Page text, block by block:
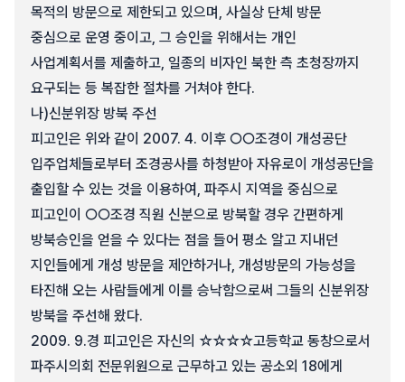
목적의 방문으로 제한되고 있으며, 사실상 단체 방문
중심으로 운영 중이고, 그 승인을 위해서는 개인
사업계획서를 제출하고, 일종의 비자인 북한 측 초청장까지
요구되는 등 복잡한 절차를 거쳐야 한다.
나)신분위장 방북 주선
피고인은 위와 같이 2007. 4. 이후 ○○조경이 개성공단
입주업체들로부터 조경공사를 하청받아 자유로이 개성공단을
출입할 수 있는 것을 이용하여, 파주시 지역을 중심으로
피고인이 ○○조경 직원 신분으로 방북할 경우 간편하게
방북승인을 얻을 수 있다는 점을 들어 평소 알고 지내던
지인들에게 개성 방문을 제안하거나, 개성방문의 가능성을
타진해 오는 사람들에게 이를 승낙함으로써 그들의 신분위장
방북을 주선해 왔다.
2009. 9.경 피고인은 자신의 ☆☆☆☆고등학교 동창으로서
파주시의회 전문위원으로 근무하고 있는 공소외 18에게